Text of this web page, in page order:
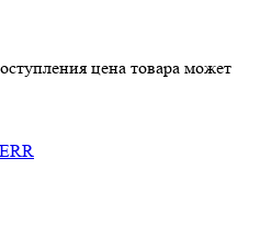
цена товара может